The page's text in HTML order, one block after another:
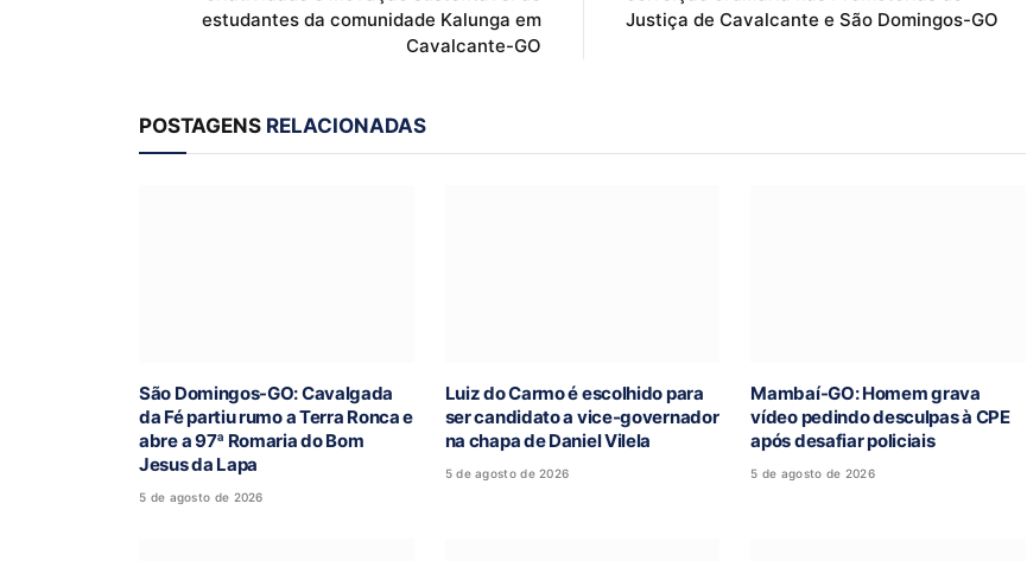
estudantes da comunidade Kalunga em
Cavalcante-GO
Justiça de Cavalcante e São Domingos-GO
POSTAGENS RELACIONADAS
São Domingos-GO: Cavalgada
da Fé partiu rumo a Terra Ronca e
abre a 97ª Romaria do Bom
Jesus da Lapa
5 de agosto de 2026
Luiz do Carmo é escolhido para
ser candidato a vice-governador
na chapa de Daniel Vilela
5 de agosto de 2026
Mambaí-GO: Homem grava
vídeo pedindo desculpas à CPE
após desafiar policiais
5 de agosto de 2026